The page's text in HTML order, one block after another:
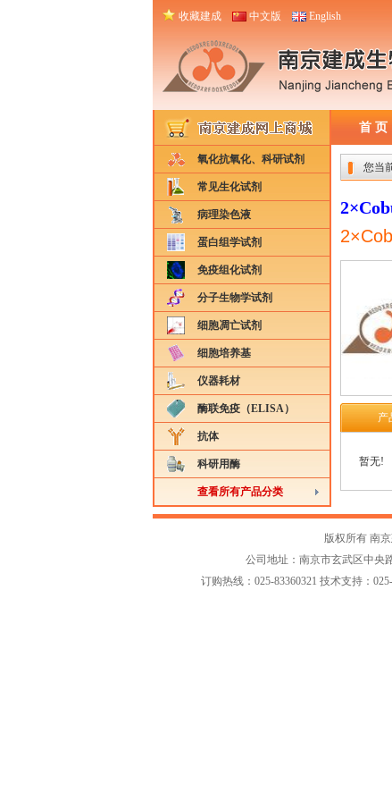
收藏建成 中文版 English
首 页
氧化抗氧化、科研试剂
常见生化试剂
病理染色液
蛋白组学试剂
免疫组化试剂
分子生物学试剂
细胞凋亡试剂
细胞培养基
仪器耗材
酶联免疫（ELISA）
抗体
科研用酶
查看所有产品分类
您当
产
暂无!
版权所有 南
公司地址：南京市玄武区中央
订购热线：025-83360321 技术支持：